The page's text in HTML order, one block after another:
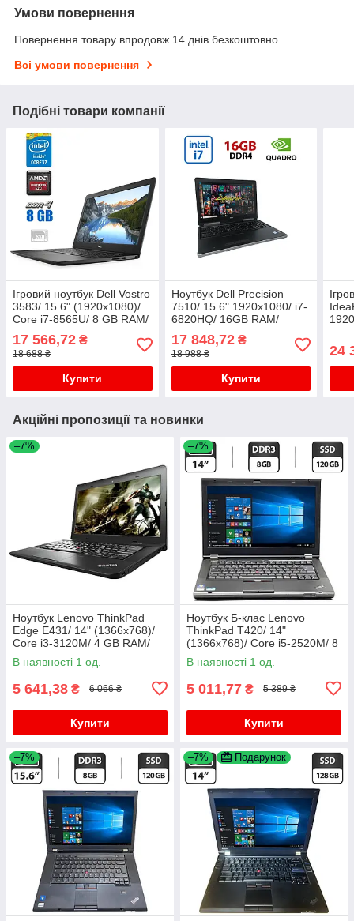
Умови повернення
Повернення товару впродовж 14 днів безкоштовно
Всі умови повернення
Подібні товари компанії
Ігровий ноутбук Dell Vostro
3583/ 15.6" (1920x1080)/
Core i7-8565U/ 8 GB RAM/
2GB
17 566,72 ₴
18 688 ₴
Купити
Ноутбук Dell Precision
7510/ 15.6" 1920x1080/ i7-
6820HQ/ 16GB RAM/
Quadro M2000M 4GB
17 848,72₴
18 988 ₴
Купити
24
Акційні пропозиції та новинки
–7%
Ноутбук Lenovo ThinkPad
Edge E431/ 14" (1366x768)/
Core i3-3120M/ 4 GB RAM/
320 GB HDD/ HD 4000
В наявності 1 од.
5 641,38 ₴ 6 066 ₴
Купити
–7%
Ноутбук Б-клас Lenovo
ThinkPad T420/ 14"
(1366x768)/ Core i5-2520M/ 8
GB RAM/ 120 GB SSD/ HD
3000
В наявності 1 од.
5 011,77 ₴ 5 389 ₴
Купити
–7% –7% Подарунок